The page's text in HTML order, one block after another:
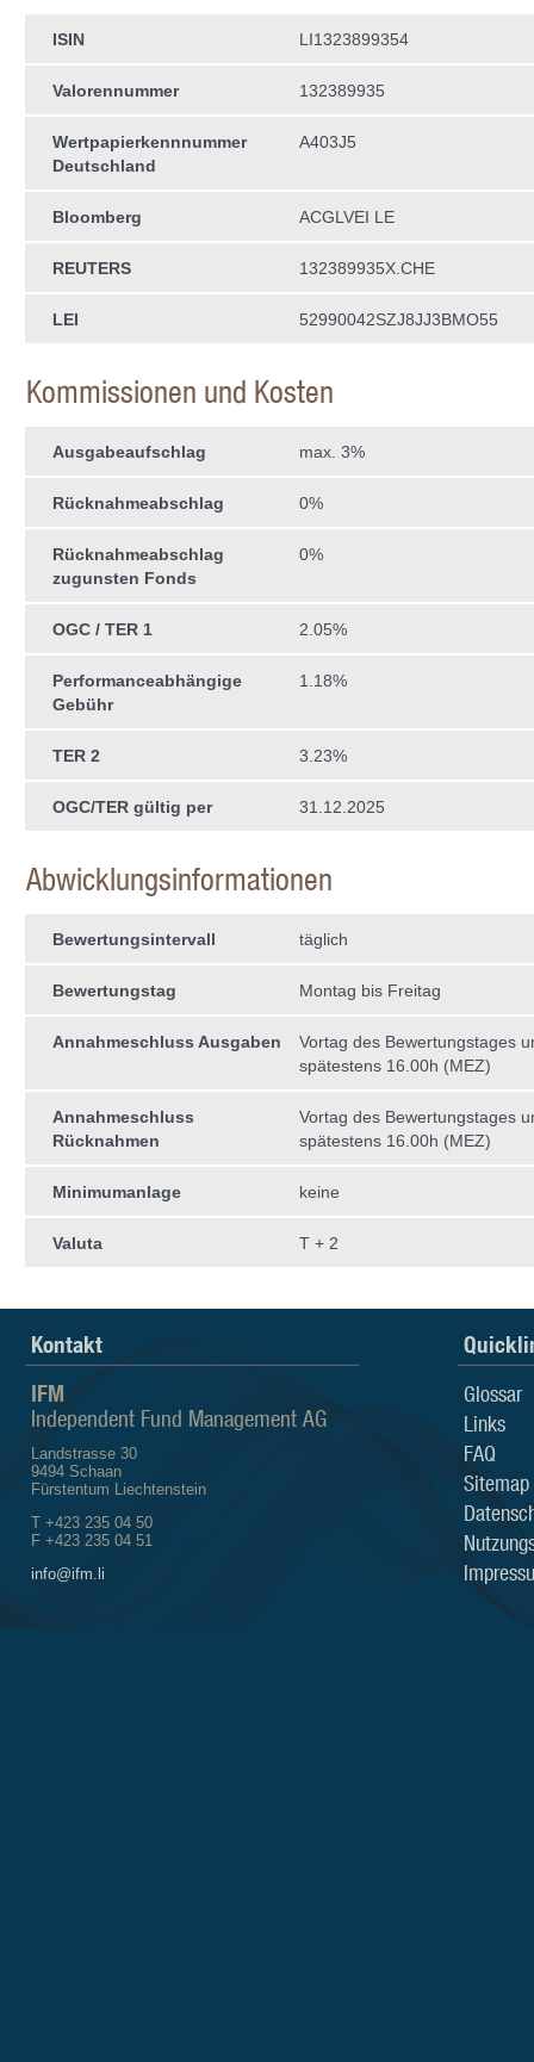
ISIN LI1323899354
Valorennummer 132389935
Wertpapierkenn­nummer
Deutschland
A403J5
Bloomberg ACGLVEI LE
REUTERS 132389935X.CHE
LEI 52990042SZJ8JJ3BMO55
Kommissionen und Kosten
Ausgabeaufschlag max. 3%
Rücknahmeabschlag 0%
Rücknahmeabschlag
zugunsten Fonds
0%
OGC / TER 1 2.05%
Performanceabhängige
Gebühr
1.18%
TER 2 3.23%
OGC/TER gültig per 31.12.2025
Abwicklungsinformationen
Bewertungsintervall täglich
Bewertungstag Montag bis Freitag
Annahmeschluss Ausgaben
Vortag des Bewertungstages
spätestens 16.00h (MEZ)
Annahmeschluss
Rücknahmen
Vortag des Bewertungstages
spätestens 16.00h (MEZ)
Minimumanlage keine
Valuta T + 2
Kontakt
IFM
Independent Fund Management AG
Landstrasse 30
9494 Schaan
Fürstentum Liechtenstein
T +423 235 04 50
F +423 235 04 51
info@ifm.li
Glossar
Links
FAQ
Sitemap